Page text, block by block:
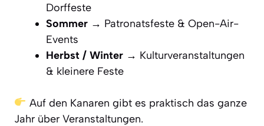
Dorffeste
Sommer → Patronatsfeste & Open-Air-
Events
Herbst / Winter → Kulturveranstaltungen
& kleinere Feste
Auf den Kanaren gibt es praktisch das ganze
Jahr über Veranstaltungen.